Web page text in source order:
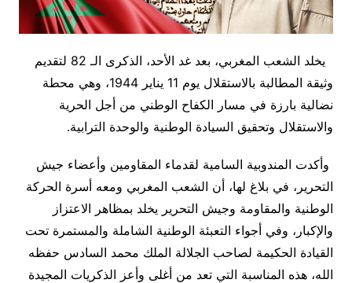
يخلد الشعب المغربي، بعد غد الأحد، الذكرى الـ 82 لتقديم
وثيقة المطالبة بالاستقلال يوم 11 يناير 1944، وهي محطة
نضالية بارزة في مسار الكفاح الوطني من أجل الحرية
والاستقلال وتحقيق السيادة الوطنية والوحدة الترابية.
وأكدت المندوبية السامية لقدماء المقاومين وأعضاء جيش
التحرير، في بلاغ لها، أن الشعب المغربي ومعه أسرة الحركة
الوطنية والمقاومة وجيش التحرير يخلد بمظاهر الاعتزاز
والإكبار، وفي أجواء التعبئة الوطنية الشاملة والمستمرة تحت
القيادة الحكيمة لصاحب الجلالة الملك محمد السادس حفظه
الله، هذه المناسبة التي تعد من أغلى وأعز الذكريات المجيدة